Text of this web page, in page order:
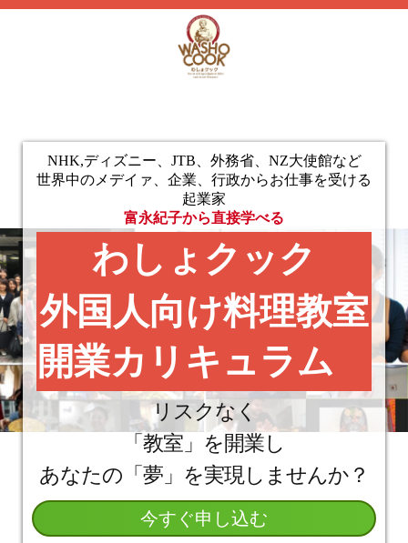
NHK,ディズニー、JTB、外務省、NZ大使館など
世界中のメデイァ、企業、行政からお仕事を受ける
起業家
富永紀子から直接学べる
わしょクック
外国人向け料理教室
開業カリキュラム
リスクなく
「教室」を開業し
あなたの「夢」を実現しませんか？
今すぐ申し込む